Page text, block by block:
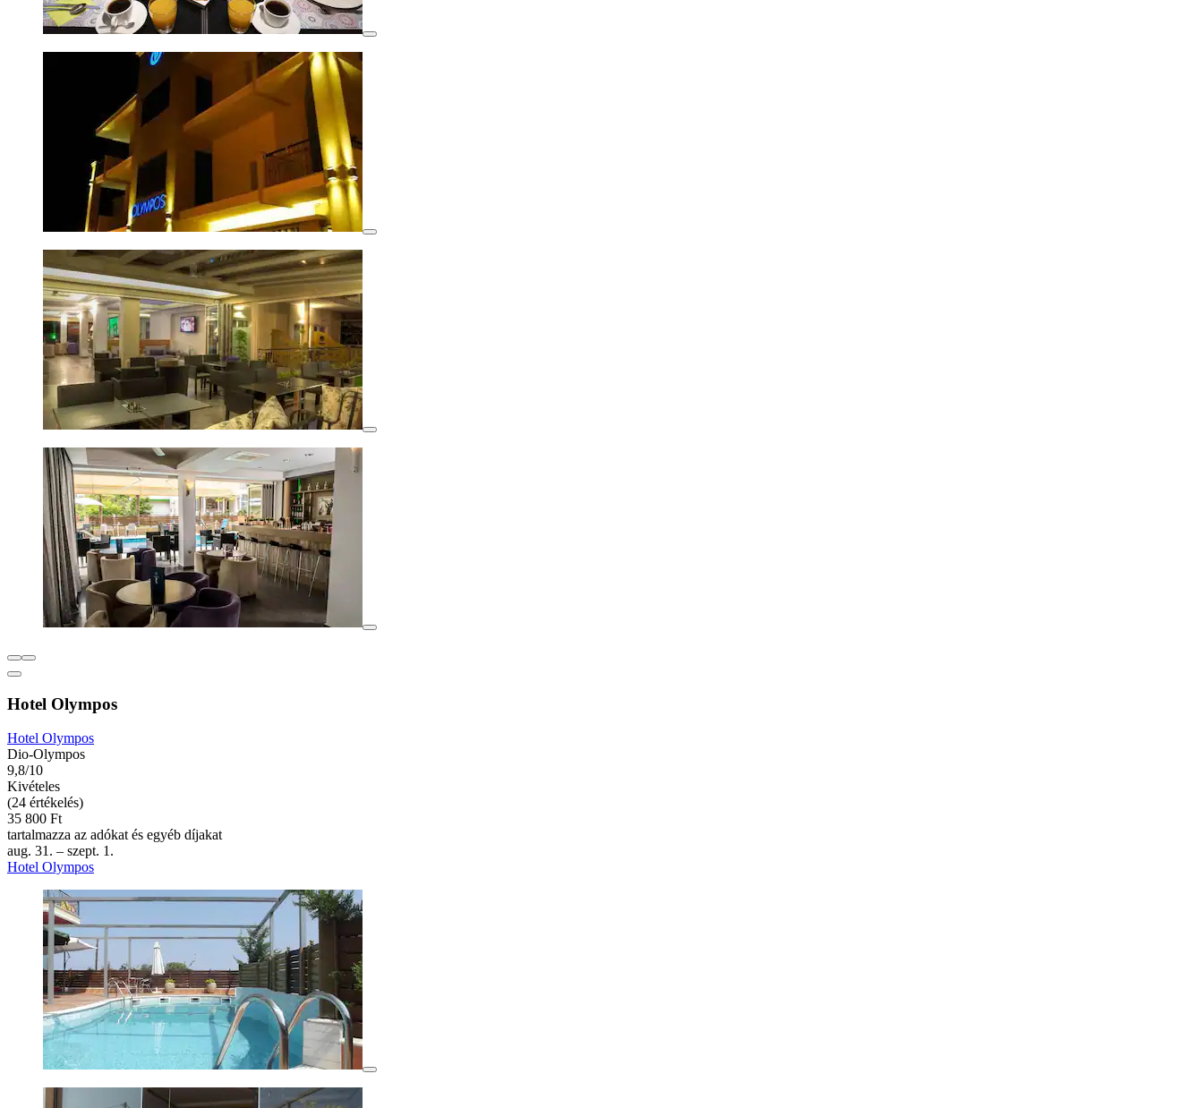
Hotel Olympos
Hotel Olympos
Dio-Olympos
9,8/10
Kivételes
(24 értékelés)
35 800 Ft
tartalmazza az adókat és egyéb díjakat
aug. 31. – szept. 1.
Hotel Olympos